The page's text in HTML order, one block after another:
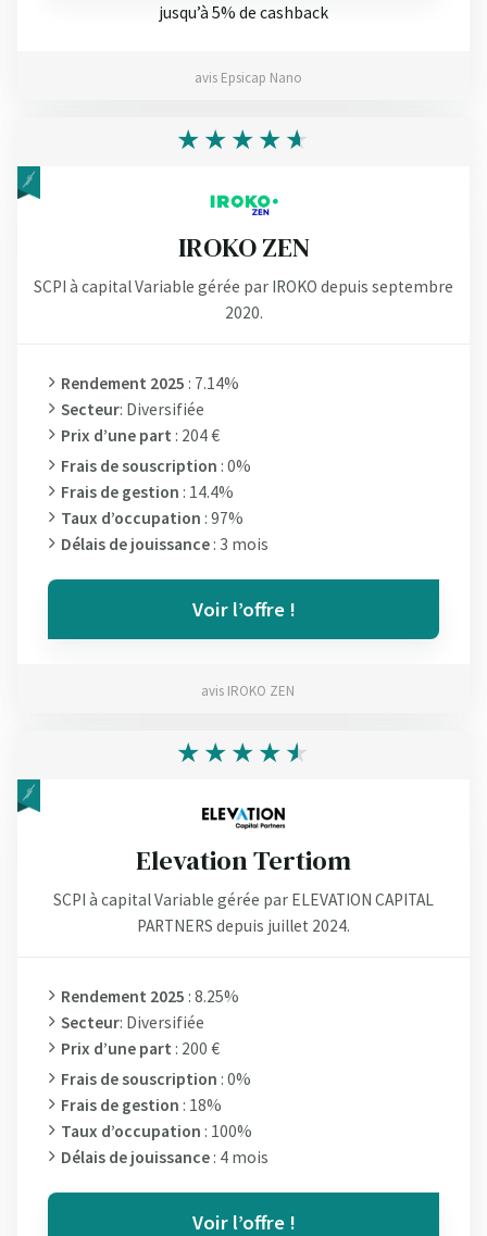
jusqu’à 5% de cashback
avis Epsicap Nano
IROKO ZEN
SCPI à capital Variable gérée par IROKO depuis septembre
2020.
Rendement 2025 : 7.14%
Secteur: Diversifiée
Prix d’une part : 204 €
Frais de souscription : 0%
Frais de gestion : 14.4%
Taux d’occupation : 97%
Délais de jouissance : 3 mois
Voir l’offre !
avis IROKO ZEN
Elevation Tertiom
SCPI à capital Variable gérée par ELEVATION CAPITAL
PARTNERS depuis juillet 2024.
Rendement 2025 : 8.25%
Secteur: Diversifiée
Prix d’une part : 200 €
Frais de souscription : 0%
Frais de gestion : 18%
Taux d’occupation : 100%
Délais de jouissance : 4 mois
Voir l’offre !